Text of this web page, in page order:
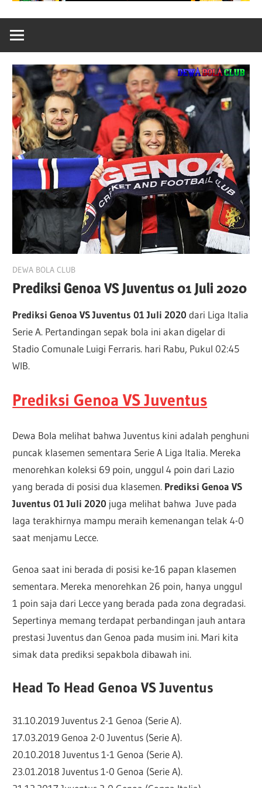
June 29, 2020
DEWA BOLA CLUB
Prediksi Genoa VS Juventus 01 Juli 2020
Prediksi Genoa VS Juventus 01 Juli 2020 dari Liga Italia
Serie A. Pertandingan sepak bola ini akan digelar di
Stadio Comunale Luigi Ferraris. hari Rabu, Pukul 02:45
WIB.
Prediksi Genoa VS Juventus
Dewa Bola melihat bahwa Juventus kini adalah penghuni
puncak klasemen sementara Serie A Liga Italia. Mereka
menorehkan koleksi 69 poin, unggul 4 poin dari Lazio
yang berada di posisi dua klasemen. Prediksi Genoa VS
Juventus 01 Juli 2020 juga melihat bahwa Juve pada
laga terakhirnya mampu meraih kemenangan telak 4-0
saat menjamu Lecce.
Genoa saat ini berada di posisi ke-16 papan klasemen
sementara. Mereka menorehkan 26 poin, hanya unggul
1 poin saja dari Lecce yang berada pada zona degradasi.
Sepertinya memang terdapat perbandingan jauh antara
prestasi Juventus dan Genoa pada musim ini. Mari kita
simak data prediksi sepakbola dibawah ini.
Head To Head Genoa VS Juventus
31.10.2019 Juventus 2-1 Genoa (Serie A).
17.03.2019 Genoa 2-0 Juventus (Serie A).
20.10.2018 Juventus 1-1 Genoa (Serie A).
23.01.2018 Juventus 1-0 Genoa (Serie A).